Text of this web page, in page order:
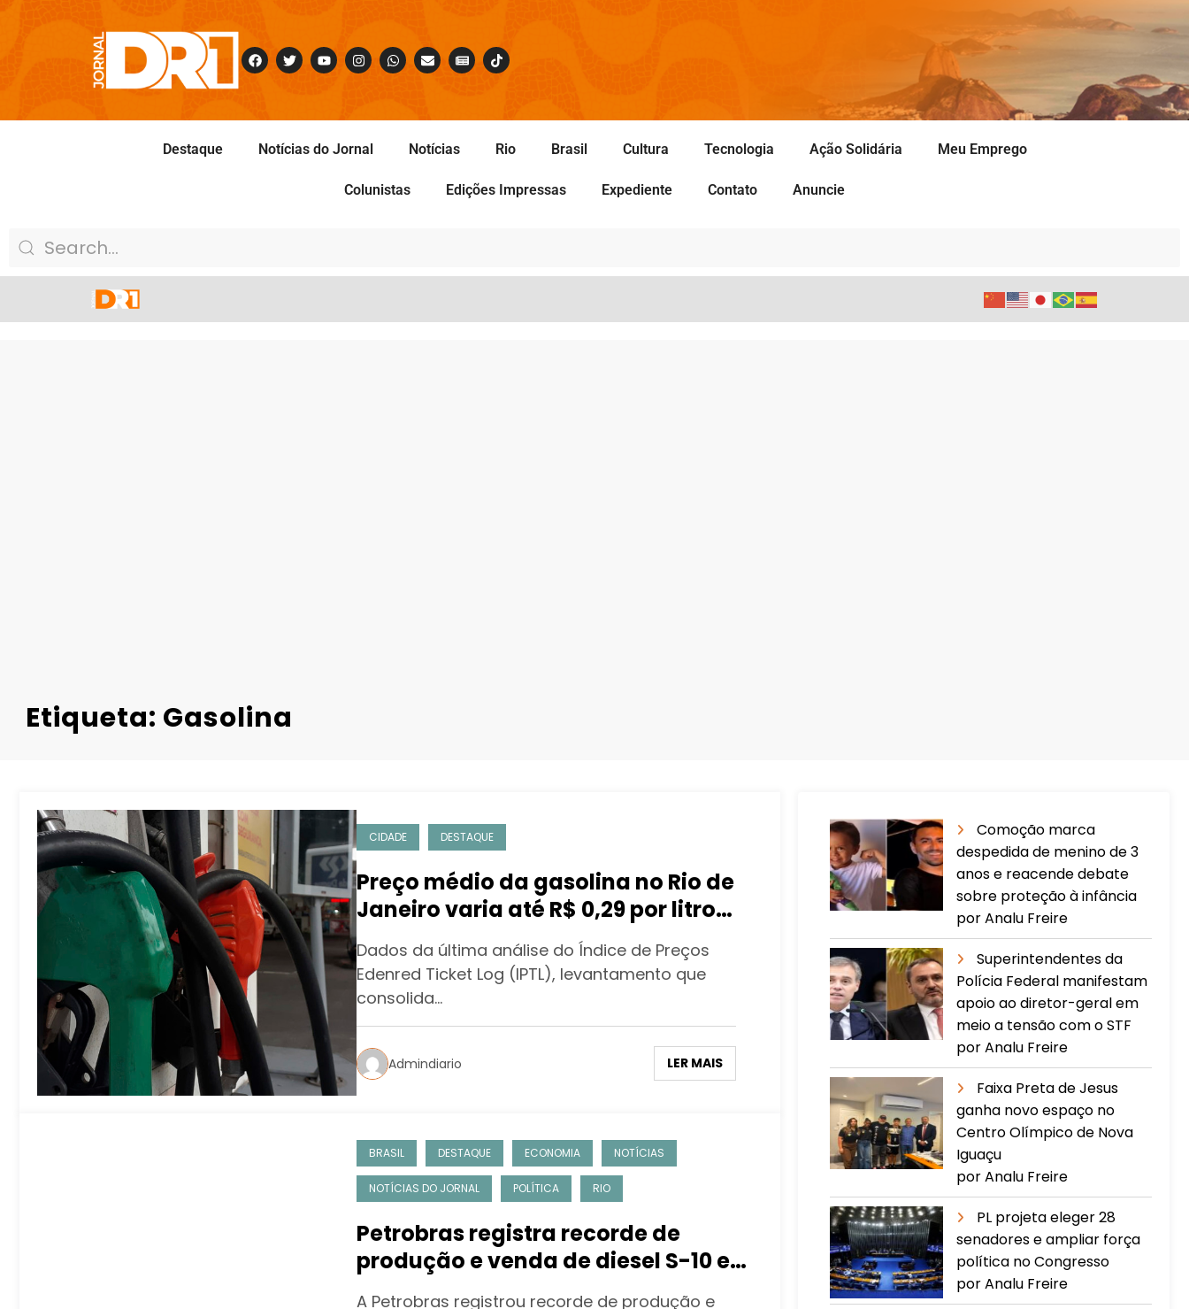
Destaque Notícias do Jornal Notícias Rio Brasil Cultura Tecnologia Ação Solidária Meu Emprego
Colunistas Edições Impressas Expediente Contato Anuncie
Etiqueta: Gasolina
CIDADE DESTAQUE
Preço médio da gasolina no Rio de
Janeiro varia até R$ 0,29 por litro
conforme a região de
abastecimento
Dados da última análise do Índice de Preços
Edenred Ticket Log (IPTL), levantamento que
consolida…
Admindiario LER MAIS
BRASIL DESTAQUE ECONOMIA NOTÍCIAS
NOTÍCIAS DO JORNAL POLÍTICA RIO
Petrobras registra recorde de
produção e venda de diesel S-10 em
2021
A Petrobras registrou recorde de produção e
Comoção marca
despedida de menino de 3
anos e reacende debate
sobre proteção à infância
por Analu Freire
Superintendentes da
Polícia Federal manifestam
apoio ao diretor-geral em
meio a tensão com o STF
por Analu Freire
Faixa Preta de Jesus
ganha novo espaço no
Centro Olímpico de Nova
Iguaçu
por Analu Freire
PL projeta eleger 28
senadores e ampliar força
política no Congresso
por Analu Freire